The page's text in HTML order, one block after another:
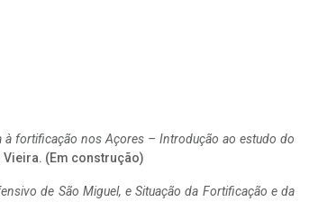
à fortificação nos Açores – Introdução ao estudo do
Vieira. (Em construção)
de São Miguel, e Situação da Fortificação e da